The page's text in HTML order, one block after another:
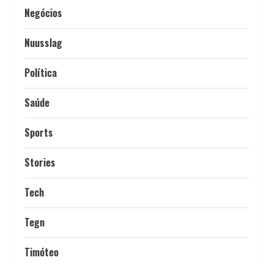
Negócios
Nuusslag
Política
Saúde
Sports
Stories
Tech
Tegn
Timóteo